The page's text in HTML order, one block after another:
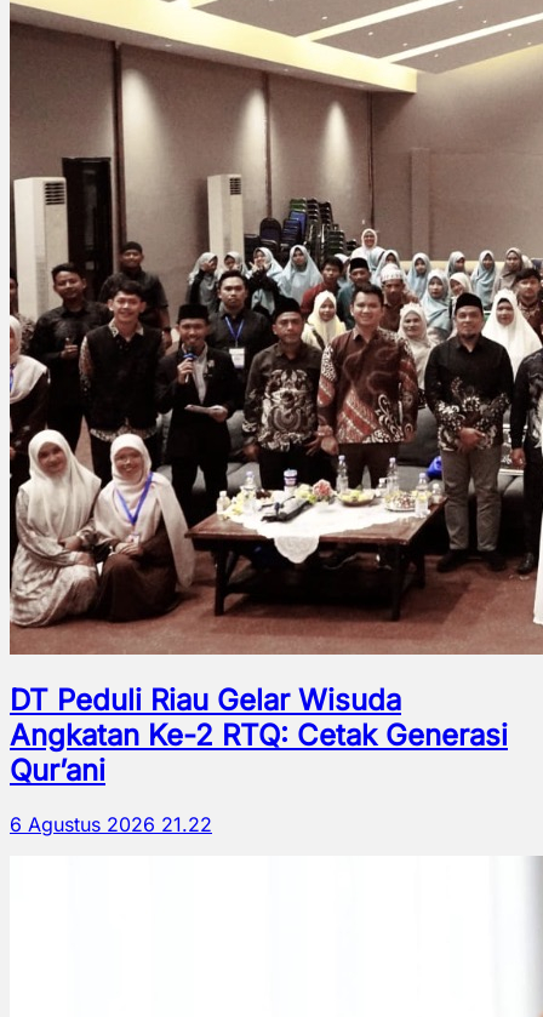
DT Peduli Riau Gelar Wisuda
Angkatan Ke-2 RTQ: Cetak Generasi
Qur’ani
6 Agustus 2026 21.22